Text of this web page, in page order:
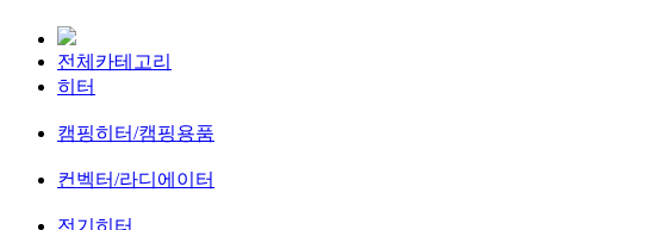
전체카테고리
히터
캠핑히터/캠핑용품
컨벡터/라디에이터
전기히터